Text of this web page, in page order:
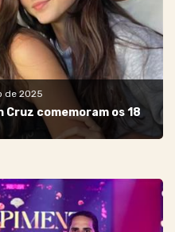
de 2025
Cruz comemoram os 18